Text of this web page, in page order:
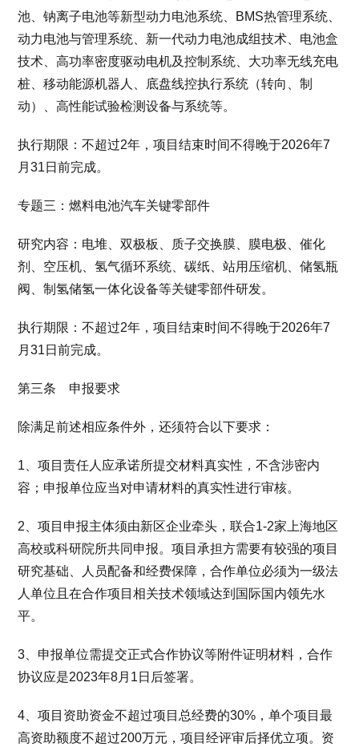
池、钠离子电池等新型动力电池系统、BMS热管理系统、
动力电池与管理系统、新一代动力电池成组技术、电池盒
技术、高功率密度驱动电机及控制系统、大功率无线充电
桩、移动能源机器人、底盘线控执行系统（转向、制
动）、高性能试验检测设备与系统等。
执行期限：不超过2年，项目结束时间不得晚于2026年7
月31日前完成。
专题三：燃料电池汽车关键零部件
研究内容：电堆、双极板、质子交换膜、膜电极、催化
剂、空压机、氢气循环系统、碳纸、站用压缩机、储氢瓶
阀、制氢储氢一体化设备等关键零部件研发。
执行期限：不超过2年，项目结束时间不得晚于2026年7
月31日前完成。
第三条 申报要求
除满足前述相应条件外，还须符合以下要求：
1、项目责任人应承诺所提交材料真实性，不含涉密内
容；申报单位应当对申请材料的真实性进行审核。
2、项目申报主体须由新区企业牵头，联合1-2家上海地区
高校或科研院所共同申报。项目承担方需要有较强的项目
研究基础、人员配备和经费保障，合作单位必须为一级法
人单位且在合作项目相关技术领域达到国际国内领先水
平。
3、申报单位需提交正式合作协议等附件证明材料，合作
协议应是2023年8月1日后签署。
4、项目资助资金不超过项目总经费的30%，单个项目最
高资助额度不超过200万元，项目经评审后择优立项。资